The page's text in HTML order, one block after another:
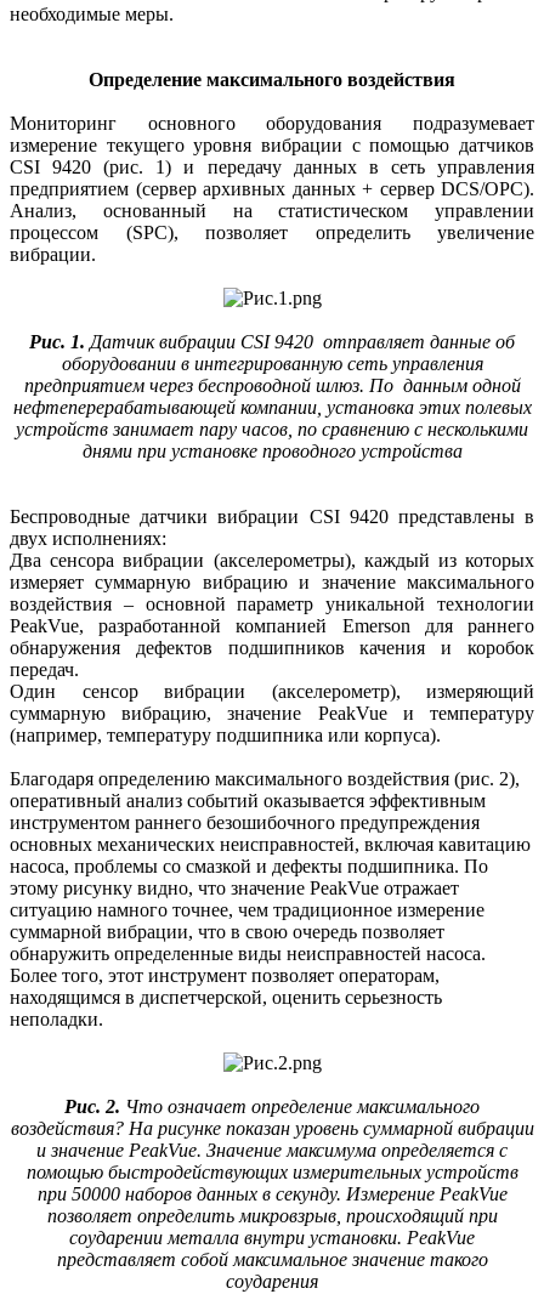
необходимые меры.
Определение максимального воздействия
Мониторинг основного оборудования подразумевает
измерение текущего уровня вибрации с помощью датчиков
CSI 9420 (рис. 1) и передачу данных в сеть управления
предприятием (сервер архивных данных + сервер DCS/OPC).
Анализ, основанный на статистическом управлении
процессом (SPC), позволяет определить увеличение
вибрации.
Рис. 1. Датчик вибрации CSI 9420 отправляет данные об
оборудовании в интегрированную сеть управления
предприятием через беспроводной шлюз. По данным одной
нефтеперерабатывающей компании, установка этих полевых
устройств занимает пару часов, по сравнению с несколькими
днями при установке проводного устройства
Беспроводные датчики вибрации CSI 9420 представлены в
двух исполнениях:
Два сенсора вибрации (акселерометры), каждый из которых
измеряет суммарную вибрацию и значение максимального
воздействия – основной параметр уникальной технологии
PeakVue, разработанной компанией Emerson для раннего
обнаружения дефектов подшипников качения и коробок
передач.
Один сенсор вибрации (акселерометр), измеряющий
суммарную вибрацию, значение PeakVue и температуру
(например, температуру подшипника или корпуса).
Благодаря определению максимального воздействия (рис. 2),
оперативный анализ событий оказывается эффективным
инструментом раннего безошибочного предупреждения
основных механических неисправностей, включая кавитацию
насоса, проблемы со смазкой и дефекты подшипника. По
этому рисунку видно, что значение PeakVue отражает
ситуацию намного точнее, чем традиционное измерение
суммарной вибрации, что в свою очередь позволяет
обнаружить определенные виды неисправностей насоса.
Более того, этот инструмент позволяет операторам,
находящимся в диспетчерской, оценить серьезность
неполадки.
Рис. 2. Что означает определение максимального
воздействия? На рисунке показан уровень суммарной вибрации
и значение PeakVue. Значение максимума определяется с
помощью быстродействующих измерительных устройств
при 50000 наборов данных в секунду. Измерение PeakVue
позволяет определить микровзрыв, происходящий при
соударении металла внутри установки. PeakVue
представляет собой максимальное значение такого
соударения